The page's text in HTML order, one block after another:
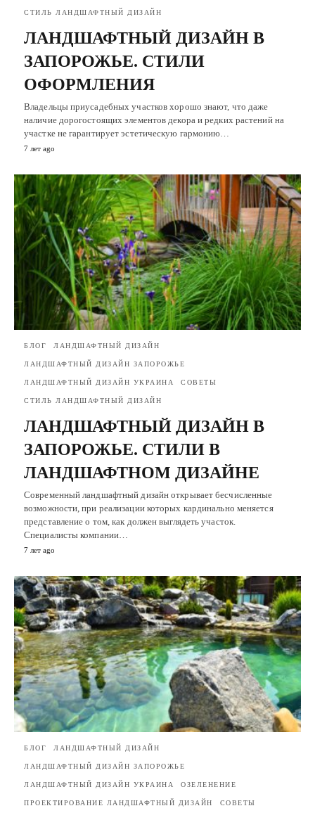
СТИЛЬ ЛАНДШАФТНЫЙ ДИЗАЙН
ЛАНДШАФТНЫЙ ДИЗАЙН В
ЗАПОРОЖЬЕ. СТИЛИ
ОФОРМЛЕНИЯ
Владельцы приусадебных участков хорошо знают, что даже
наличие дорогостоящих элементов декора и редких растений на
участке не гарантирует эстетическую гармонию…
7 лет ago
БЛОГ ЛАНДШАФТНЫЙ ДИЗАЙН
ЛАНДШАФТНЫЙ ДИЗАЙН ЗАПОРОЖЬЕ
ЛАНДШАФТНЫЙ ДИЗАЙН УКРАИНА СОВЕТЫ
СТИЛЬ ЛАНДШАФТНЫЙ ДИЗАЙН
ЛАНДШАФТНЫЙ ДИЗАЙН В
ЗАПОРОЖЬЕ. СТИЛИ В
ЛАНДШАФТНОМ ДИЗАЙНЕ
Современный ландшафтный дизайн открывает бесчисленные
возможности, при реализации которых кардинально меняется
представление о том, как должен выглядеть участок.
Специалисты компании…
7 лет ago
БЛОГ ЛАНДШАФТНЫЙ ДИЗАЙН
ЛАНДШАФТНЫЙ ДИЗАЙН ЗАПОРОЖЬЕ
ЛАНДШАФТНЫЙ ДИЗАЙН УКРАИНА ОЗЕЛЕНЕНИЕ
ПРОЕКТИРОВАНИЕ ЛАНДШАФТНЫЙ ДИЗАЙН СОВЕТЫ